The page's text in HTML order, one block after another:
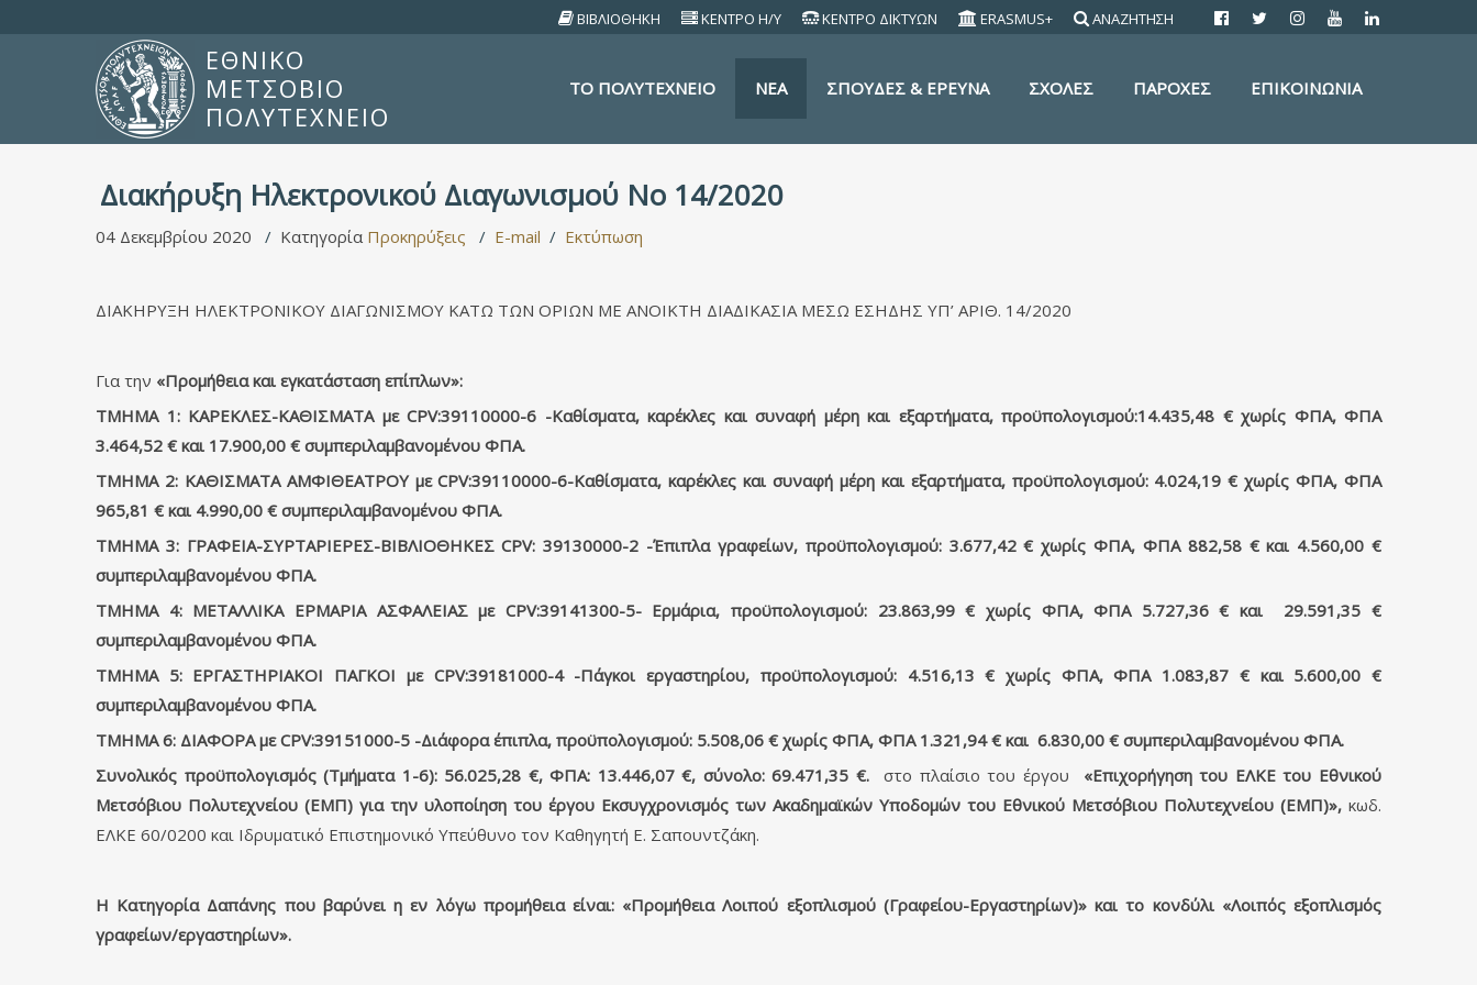
ΒΙΒΛΙΟΘΗΚΗ ΚΕΝΤΡΟ Η/Υ ΚΕΝΤΡΟ ΔΙΚΤΥΩΝ ERASMUS+ ΑΝΑΖΗΤΗΣΗ
ΕΘΝΙΚΟ
ΜΕΤΣΟΒΙΟ
ΠΟΛΥΤΕΧΝΕΙΟ
TO ΠΟΛΥΤΕΧΝΕΙΟ ΝΕΑ ΣΠΟΥΔΕΣ & ΕΡΕΥΝΑ ΣΧΟΛΕΣ ΠΑΡΟΧΕΣ ΕΠΙΚΟΙΝΩΝΙΑ
Διακήρυξη Ηλεκτρονικού Διαγωνισμού Νο 14/2020
04 Δεκεμβρίου 2020 Κατηγορία Προκηρύξεις E-mail Εκτύπωση
ΔΙΑΚΗΡΥΞΗ ΗΛΕΚΤΡΟΝΙΚΟΥ ΔΙΑΓΩΝΙΣΜΟΥ ΚΑΤΩ ΤΩΝ ΟΡΙΩΝ ΜΕ ΑΝΟΙΚΤΗ ΔΙΑΔΙΚΑΣΙΑ ΜΕΣΩ ΕΣΗΔΗΣ ΥΠ’ ΑΡΙΘ. 14/2020
Για την «Προμήθεια και εγκατάσταση επίπλων»:
ΤΜΗΜΑ 1: ΚΑΡΕΚΛΕΣ-ΚΑΘΙΣΜΑΤΑ με CPV:39110000-6 -Καθίσματα, καρέκλες και συναφή μέρη και εξαρτήματα, προϋπολογισμού:14.435,48 € χωρίς ΦΠΑ, ΦΠΑ
3.464,52 € και 17.900,00 € συμπεριλαμβανομένου ΦΠΑ.
ΤΜΗΜΑ 2: ΚΑΘΙΣΜΑΤΑ ΑΜΦΙΘΕΑΤΡΟΥ με CPV:39110000-6-Καθίσματα, καρέκλες και συναφή μέρη και εξαρτήματα, προϋπολογισμού: 4.024,19 € χωρίς ΦΠΑ, ΦΠΑ
965,81 € και 4.990,00 € συμπεριλαμβανομένου ΦΠΑ.
ΤΜΗΜΑ 3: ΓΡΑΦΕΙΑ-ΣΥΡΤΑΡΙΕΡΕΣ-ΒΙΒΛΙΟΘΗΚΕΣ CPV: 39130000-2 -Έπιπλα γραφείων, προϋπολογισμού: 3.677,42 € χωρίς ΦΠΑ, ΦΠΑ 882,58 € και 4.560,00 €
συμπεριλαμβανομένου ΦΠΑ.
ΤΜΗΜΑ 4: ΜΕΤΑΛΛΙΚΑ ΕΡΜΑΡΙΑ ΑΣΦΑΛΕΙΑΣ με CPV:39141300-5- Ερμάρια, προϋπολογισμού: 23.863,99 € χωρίς ΦΠΑ, ΦΠΑ 5.727,36 € και 29.591,35 €
συμπεριλαμβανομένου ΦΠΑ.
ΤΜΗΜΑ 5: ΕΡΓΑΣΤΗΡΙΑΚΟΙ ΠΑΓΚΟΙ με CPV:39181000-4 -Πάγκοι εργαστηρίου, προϋπολογισμού: 4.516,13 € χωρίς ΦΠΑ, ΦΠΑ 1.083,87 € και 5.600,00 €
συμπεριλαμβανομένου ΦΠΑ.
ΤΜΗΜΑ 6: ΔΙΑΦΟΡΑ με CPV:39151000-5 -Διάφορα έπιπλα, προϋπολογισμού: 5.508,06 € χωρίς ΦΠΑ, ΦΠΑ 1.321,94 € και 6.830,00 € συμπεριλαμβανομένου ΦΠΑ.
Συνολικός προϋπολογισμός (Τμήματα 1-6): 56.025,28 €, ΦΠΑ: 13.446,07 €, σύνολο: 69.471,35 €.στο πλαίσιο του έργου
«Επιχορήγηση του ΕΛΚΕ του Εθνικού
Μετσόβιου Πολυτεχνείου (ΕΜΠ) για την υλοποίηση του έργου Εκσυγχρονισμός των Ακαδημαϊκών Υποδομών του Εθνικού Μετσόβιου Πολυτεχνείου (ΕΜΠ)», κωδ.
ΕΛΚΕ 60/0200 και Ιδρυματικό Επιστημονικό Υπεύθυνο τον Καθηγητή Ε. Σαπουντζάκη.
Η Κατηγορία Δαπάνης που βαρύνει η εν λόγω προμήθεια είναι: «Προμήθεια Λοιπού εξοπλισμού (Γραφείου-Εργαστηρίων)» και το κονδύλι «Λοιπός εξοπλισμός
γραφείων/εργαστηρίων».